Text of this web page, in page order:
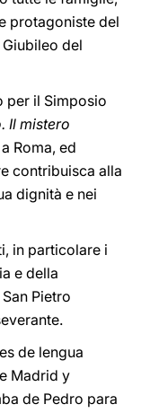
protagoniste del
del
per il Simposio
Il mistero
Roma, ed
contribuisca alla
dignità e nei
in particolare i
e della
Pietro
de lengua
Madrid y
de Pedro para